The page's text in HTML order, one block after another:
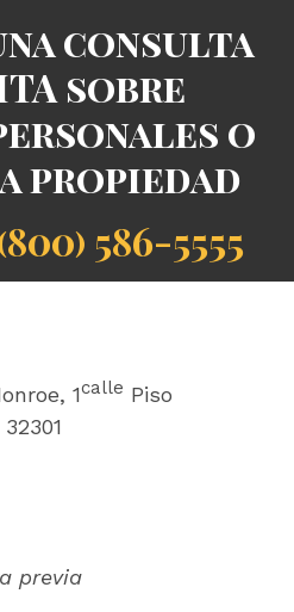
consulta
sobre
o
propiedad
586-5555
1calle Piso
previa